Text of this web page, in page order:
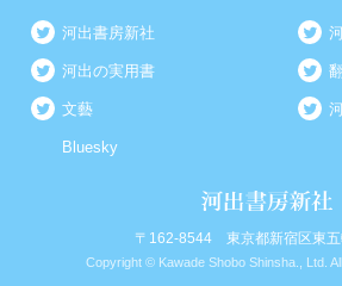
河出書房新社
河出の実用書
文藝
Bluesky
〒162-8544 東京都新宿区東五
Copyright © Kawade Shobo Shinsha., Ltd.